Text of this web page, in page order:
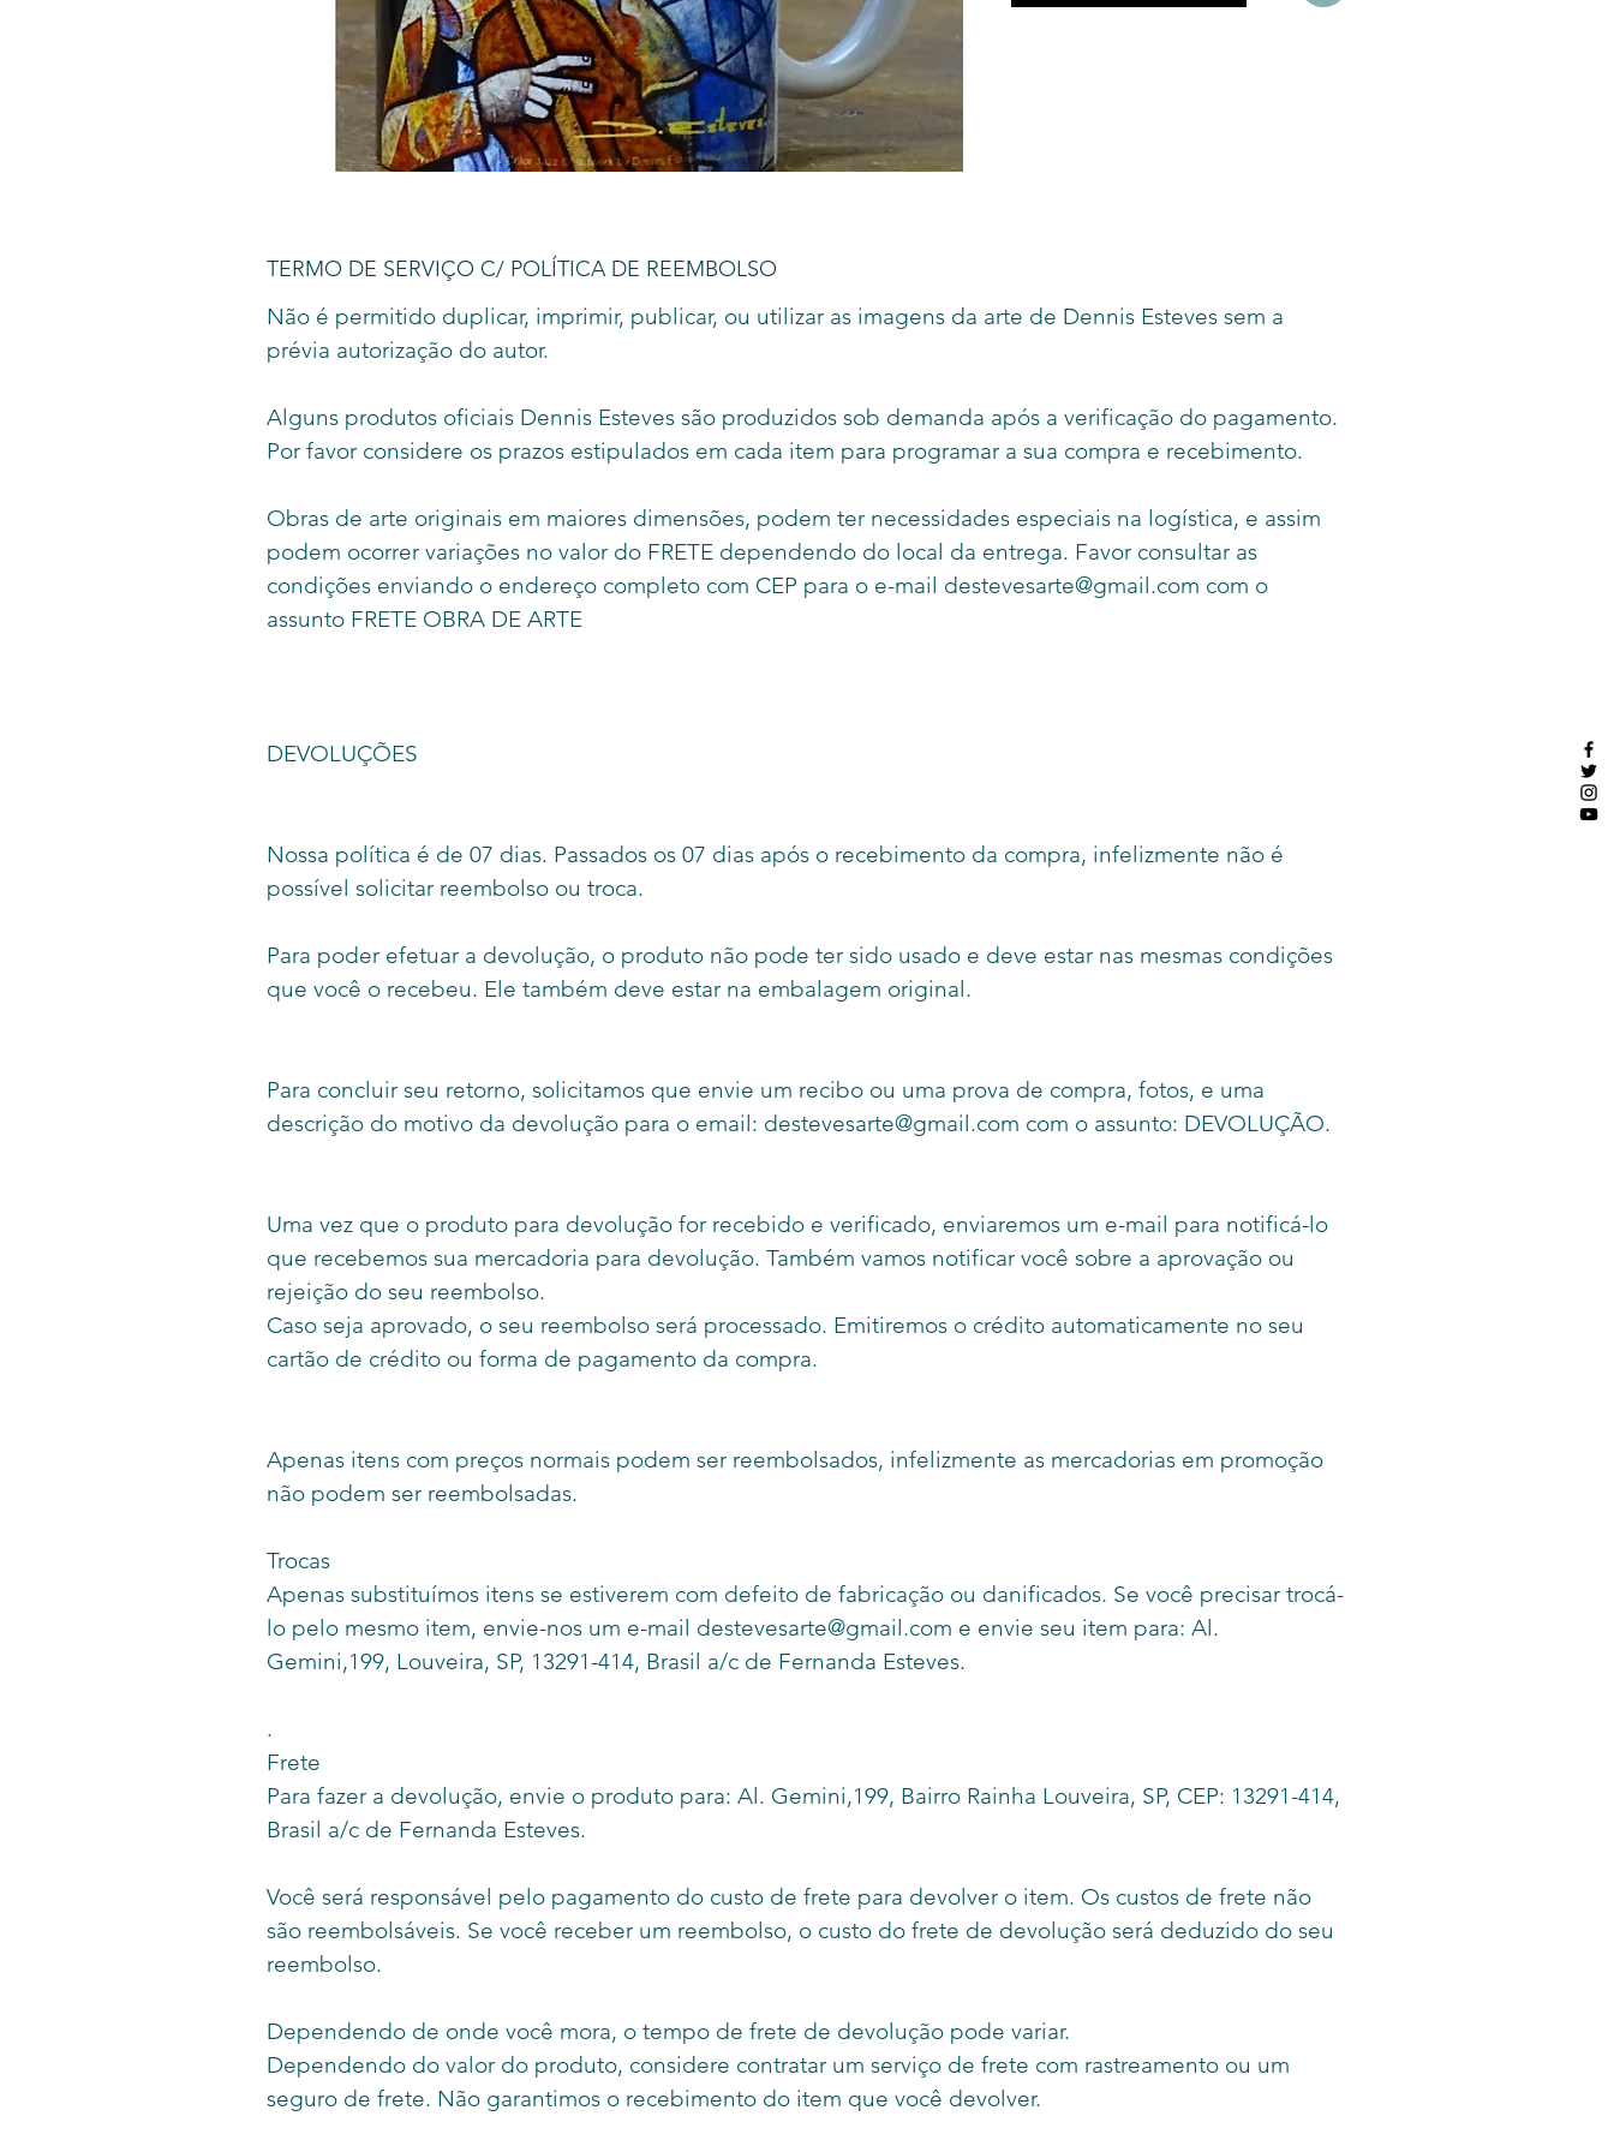
ao micro-ondas e máquina de
TERMO DE SERVIÇO C/ POLÍTICA DE REEMBOLSO
Não é permitido duplicar, imprimir, publicar, ou utilizar as imagens da arte de Dennis Esteves sem a
prévia autorização do autor.
Alguns produtos oficiais Dennis Esteves são produzidos sob demanda após a verificação do pagamento.
Por favor considere os prazos estipulados em cada item para programar a sua compra e recebimento.
Obras de arte originais em maiores dimensões, podem ter necessidades especiais na logística, e assim
podem ocorrer variações no valor do FRETE dependendo do local da entrega. Favor consultar as
condições enviando o endereço completo com CEP para o e-mail destevesarte@gmail.com com o
assunto FRETE OBRA DE ARTE
DEVOLUÇÕES
Nossa política é de 07 dias. Passados os 07 dias após o recebimento da compra, infelizmente não é
possível solicitar reembolso ou troca.
Para poder efetuar a devolução, o produto não pode ter sido usado e deve estar nas mesmas condições
que você o recebeu. Ele também deve estar na embalagem original.
Para concluir seu retorno, solicitamos que envie um recibo ou uma prova de compra, fotos, e uma
descrição do motivo da devolução para o email: destevesarte@gmail.com com o assunto: DEVOLUÇÃO.
Uma vez que o produto para devolução for recebido e verificado, enviaremos um e-mail para notificá-lo
que recebemos sua mercadoria para devolução. Também vamos notificar você sobre a aprovação ou
rejeição do seu reembolso.
Caso seja aprovado, o seu reembolso será processado. Emitiremos o crédito automaticamente no seu
cartão de crédito ou forma de pagamento da compra.
Apenas itens com preços normais podem ser reembolsados, infelizmente as mercadorias em promoção
não podem ser reembolsadas.
Trocas
Apenas substituímos itens se estiverem com defeito de fabricação ou danificados. Se você precisar trocá-
lo pelo mesmo item, envie-nos um e-mail destevesarte@gmail.com e envie seu item para: Al.
Gemini,199, Louveira, SP, 13291-414, Brasil a/c de Fernanda Esteves.
.
Frete
Para fazer a devolução, envie o produto para: Al. Gemini,199, Bairro Rainha Louveira, SP, CEP: 13291-414,
Brasil a/c de Fernanda Esteves.
Você será responsável pelo pagamento do custo de frete para devolver o item. Os custos de frete não
são reembolsáveis. Se você receber um reembolso, o custo do frete de devolução será deduzido do seu
reembolso.
Dependendo de onde você mora, o tempo de frete de devolução pode variar.
Dependendo do valor do produto, considere contratar um serviço de frete com rastreamento ou um
seguro de frete. Não garantimos o recebimento do item que você devolver.